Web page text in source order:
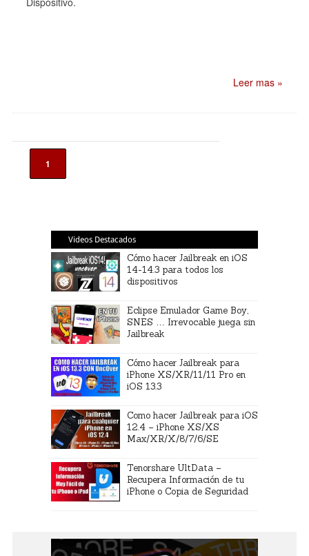
Leer mas »
1
Videos Destacados
Cómo hacer Jailbreak en iOS
14-14.3 para todos los
dispositivos
Eclipse Emulador Game Boy,
SNES … Irrevocable juega sin
Jailbreak
Cómo hacer Jailbreak para
iPhone XS/XR/11/11 Pro en
iOS 13.3
Como hacer Jailbreak para iOS
12.4 – iPhone XS/XS
Max/XR/X/8/7/6/SE
Tenorshare UltData –
Recupera Información de tu
iPhone o Copia de Seguridad